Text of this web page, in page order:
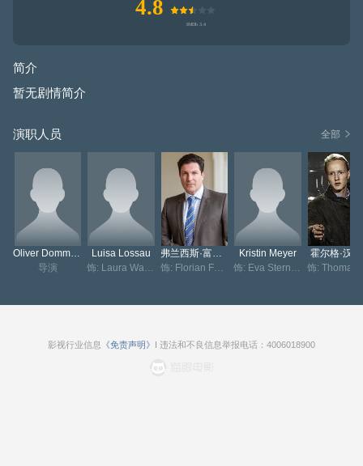
4.8
简介
暂无剧情简介
演职人员 全部
导演
Luisa Lossau
饰: Florian Faber
Kristin Meyer
霍尔格·汉
影视行业信息 《免责声明》 I 违法和不良信息举报电话：4006018900